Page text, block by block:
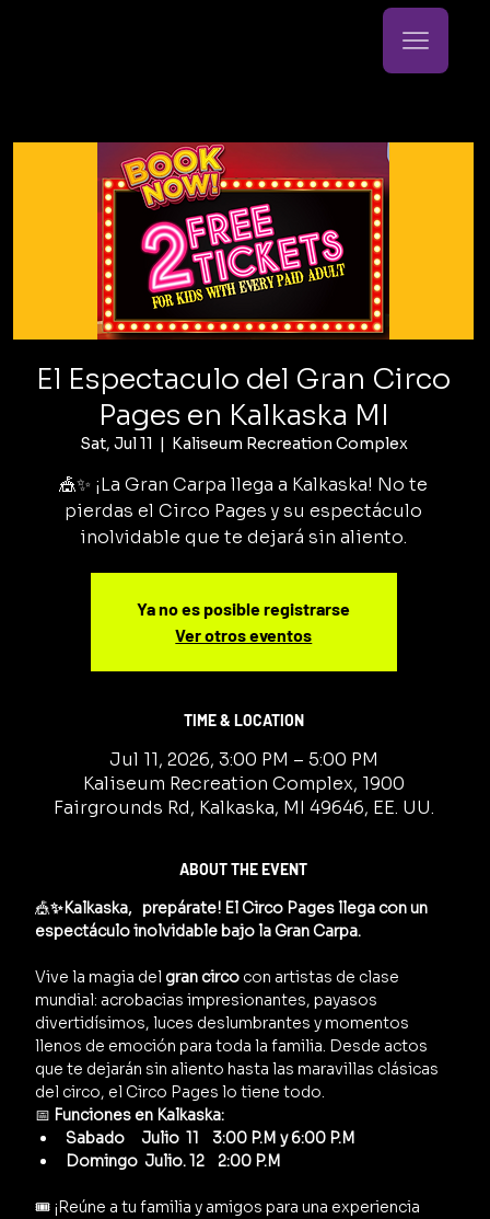
El Espectaculo del Gran Circo
Pages en Kalkaska MI
Sat, Jul 11
  |
Kaliseum Recreation Complex
🎪✨ ¡La Gran Carpa llega a Kalkaska! No te
pierdas el Circo Pages y su espectáculo
inolvidable que te dejará sin aliento.
Ya no es posible registrarse
Ver otros eventos
TIME & LOCATION
Jul 11, 2026, 3:00 PM – 5:00 PM
Kaliseum Recreation Complex, 1900
Fairgrounds Rd, Kalkaska, MI 49646, EE. UU.
ABOUT THE EVENT
🎪✨Kalkaska,   prepárate! El Circo Pages llega con un
espectáculo inolvidable bajo la Gran Carpa.
Vive la magia del gran circo con artistas de clase
mundial: acrobacias impresionantes, payasos
divertidísimos, luces deslumbrantes y momentos
llenos de emoción para toda la familia. Desde actos
que te dejarán sin aliento hasta las maravillas clásicas
del circo, el Circo Pages lo tiene todo.
📅 Funciones en Kalkaska:
Sabado     Julio  11    3:00 P.M y 6:00 P.M
Domingo  Julio. 12    2:00 P.M
🎟️ ¡Reúne a tu familia y amigos para una experiencia